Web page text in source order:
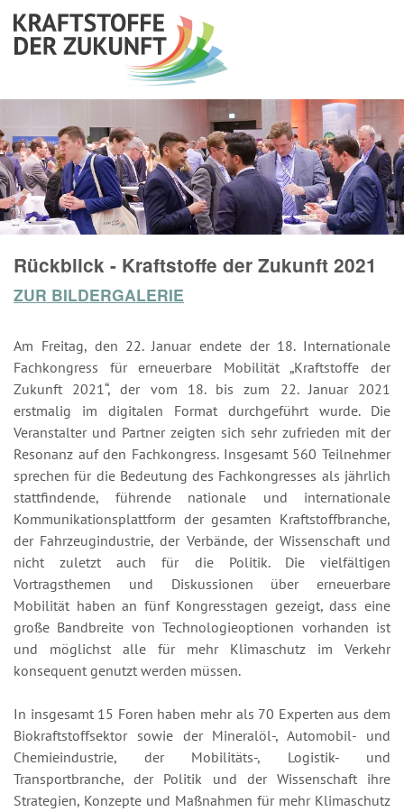
Rückblick - Kraftstoffe der Zukunft 2021
ZUR BILDERGALERIE
Am Freitag, den 22. Januar endete der 18. Internationale
Fachkongress für erneuerbare Mobilität „Kraftstoffe der
Zukunft 2021“, der vom 18. bis zum 22. Januar 2021
erstmalig im digitalen Format durchgeführt wurde. Die
Veranstalter und Partner zeigten sich sehr zufrieden mit der
Resonanz auf den Fachkongress. Insgesamt 560 Teilnehmer
sprechen für die Bedeutung des Fachkongresses als jährlich
stattfindende, führende nationale und internationale
Kommunikationsplattform der gesamten Kraftstoffbranche,
der Fahrzeugindustrie, der Verbände, der Wissenschaft und
nicht zuletzt auch für die Politik. Die vielfältigen
Vortragsthemen und Diskussionen über erneuerbare
Mobilität haben an fünf Kongresstagen gezeigt, dass eine
große Bandbreite von Technologieoptionen vorhanden ist
und möglichst alle für mehr Klimaschutz im Verkehr
konsequent genutzt werden müssen.
In insgesamt 15 Foren haben mehr als 70 Experten aus dem
Biokraftstoffsektor sowie der Mineralöl-, Automobil- und
Chemieindustrie, der Mobilitäts-, Logistik- und
Transportbranche, der Politik und der Wissenschaft ihre
Strategien, Konzepte und Maßnahmen für mehr Klimaschutz